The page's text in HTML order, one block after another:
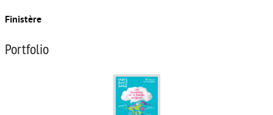
Finistère
Portfolio